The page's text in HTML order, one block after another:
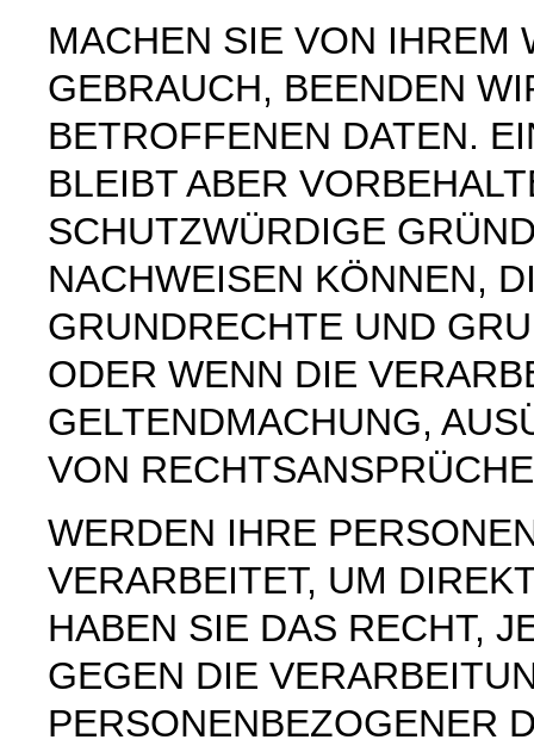
MACHEN SIE VON IHREM
GEBRAUCH, BEENDEN
BETROFFENEN DATEN.
BLEIBT ABER
SCHUTZWÜRDIGE
NACHWEISEN KÖNNEN,
GRUNDRECHTE UND
ODER WENN DIE
GELTENDMACHUNG,
VON
WERDEN IHRE
VERARBEITET, UM
HABEN SIE DAS RECHT,
GEGEN DIE
PERSONENBEZOGENER